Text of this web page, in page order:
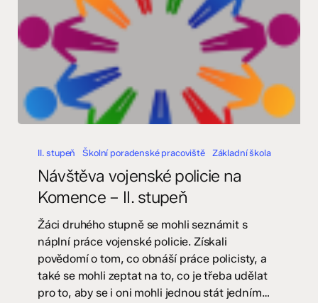
vojenské
Komence
stupeň
II. stupeň Školní poradenské pracoviště Základní škola
Návštěva vojenské policie na
Komence – II. stupeň
Žáci druhého stupně se mohli seznámit s
náplní práce vojenské policie. Získali
povědomí o tom, co obnáší práce policisty, a
také se mohli zeptat na to, co je třeba udělat
pro to, aby se i oni mohli jednou stát jedním…